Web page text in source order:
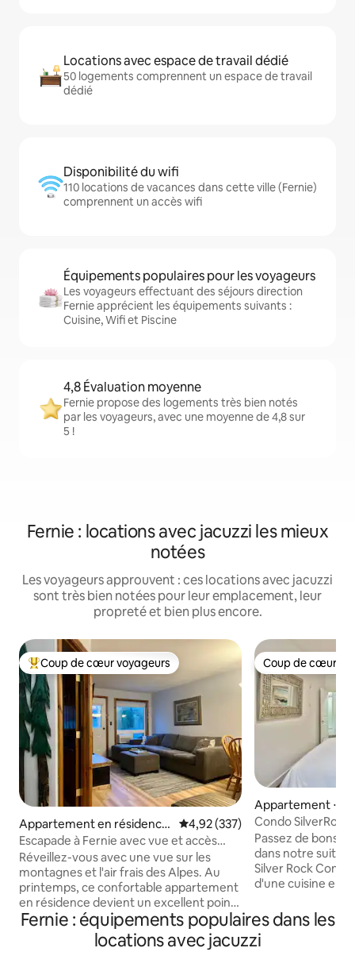
Locations avec espace de travail dédié
50 logements comprennent un espace de travail
dédié
Disponibilité du wifi
110 locations de vacances dans cette ville (Fernie)
comprennent un accès wifi
Équipements populaires pour les voyageurs
Les voyageurs effectuant des séjours direction
Fernie apprécient les équipements suivants :
Cuisine, Wifi et Piscine
4,8 Évaluation moyenne
Fernie propose des logements très bien notés
par les voyageurs, avec une moyenne de 4,8 sur
5 !
Fernie : locations avec jacuzzi les mieux
notées
Les voyageurs approuvent : ces locations avec jacuzzi
sont très bien notées pour leur emplacement, leur
propreté et bien plus encore.
Coups de cœur voyageurs les plus appréciés
Coup de cœur voyageurs
Appartement en résidence
⋅ Fernie
Évaluation moyenne sur la
4,92 (337)
Escapade à Fernie avec vue et accès
direct aux pistes
Réveillez-vous avec une vue sur les
montagnes et l'air frais des Alpes. Au
printemps, ce confortable appartement
en résidence devient un excellent point
de départ pour se détendre, se
ressourcer ou travailler à distance dans
un cadre calme. Explorez des sentiers de
Coup de cœur
Coup de cœur
Appartement ⋅
Condo
Passez de bons
dans notre suite
Silver Rock
d'une cuisine
d'un patio
Un lit Queen Size
matelas en
Fernie : équipements populaires dans les
locations avec jacuzzi